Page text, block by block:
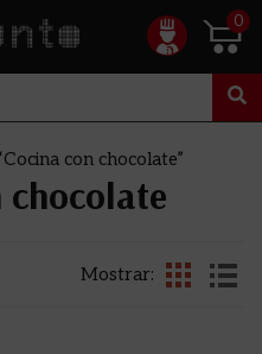
0
con chocolate”
chocolate
Mostrar: